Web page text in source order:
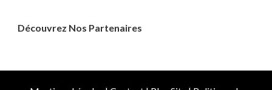
Découvrez Nos Partenaires